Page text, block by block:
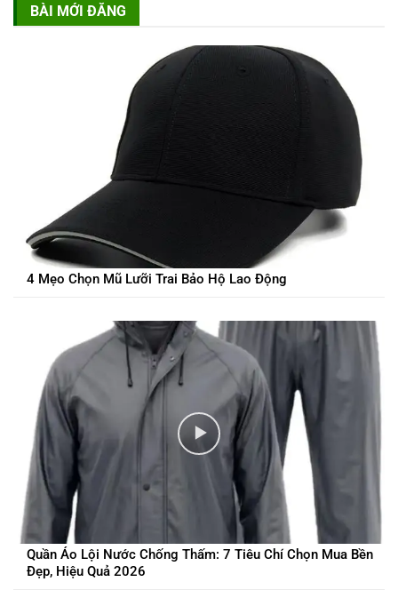
BÀI MỚI ĐĂNG
4 Mẹo Chọn Mũ Lưỡi Trai Bảo Hộ Lao Động
Quần Áo Lội Nước Chống Thấm: 7 Tiêu Chí Chọn Mua Bền
Đẹp, Hiệu Quả 2026